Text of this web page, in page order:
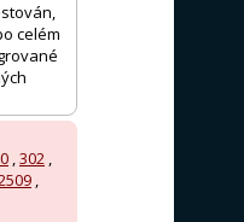
celém
,302 ,
,